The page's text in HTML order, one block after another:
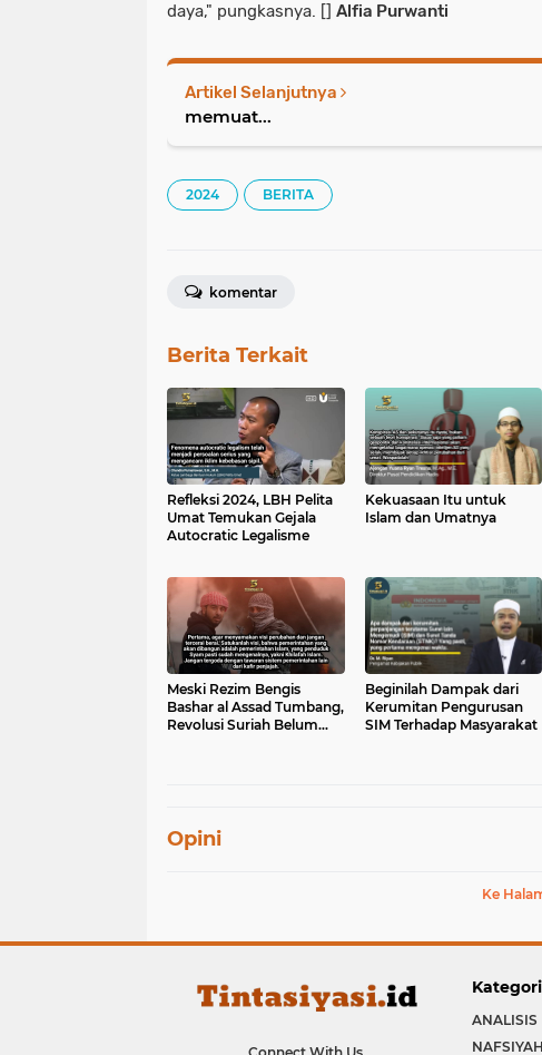
daya," pungkasnya. [] Alfia Purwanti
Artikel Selanjutnya
memuat...
2024 BERITA
komentar
Berita Terkait
Refleksi 2024, LBH Pelita
Umat Temukan Gejala
Autocratic Legalisme
Kekuasaan Itu untuk
Islam dan Umatnya
Meski Rezim Bengis
Bashar al Assad Tumbang,
Revolusi Suriah Belum
Beginilah Dampak dari
Kerumitan Pengurusan
SIM Terhadap Masyarakat
Opini
Ke
Kategori
ANALISIS
NAFSIYAH